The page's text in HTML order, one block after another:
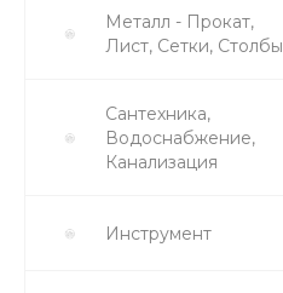
Металл - Прокат,
Лист, Сетки, Столбы
Сантехника,
Водоснабжение,
Канализация
Инструмент